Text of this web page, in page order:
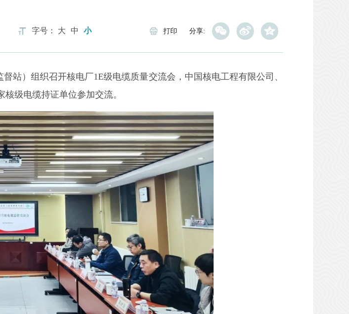
字号： 大 中 小 打印 分享:
站）组织召开核电厂1E级电缆质量交流会，中国核电工程有限公司、
级电缆持证单位参加交流。